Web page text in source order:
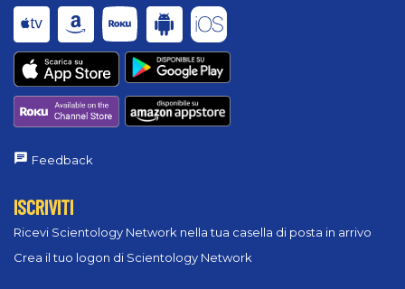
Feedback
ISCRIVITI
Ricevi Scientology Network nella tua casella di posta in arrivo
Crea il tuo logon di Scientology Network